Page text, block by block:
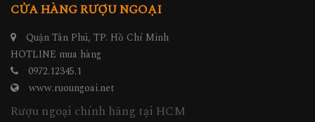
CỬA HÀNG RƯỢU NGOẠI
Quận Tân Phú, TP. Hồ Chí Minh
HOTLINE mua hàng
0972.12345.1
www.ruoungoai.net
Rượu ngoại chính hãng tại HCM